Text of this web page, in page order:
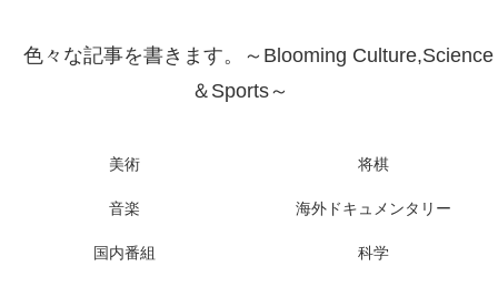
色々な記事を書きます。～Blooming Culture,Science
＆Sports～
美術 将棋
音楽 海外ドキュメンタリー
国内番組 科学